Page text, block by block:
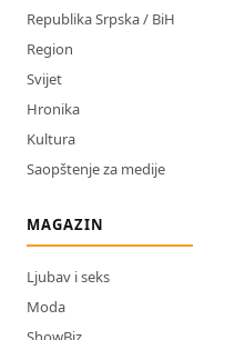
Republika Srpska / BiH
Region
Svijet
Hronika
Kultura
Saopštenje za medije
MAGAZIN
Ljubav i seks
Moda